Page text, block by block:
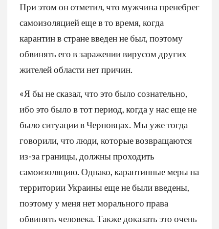
При этом он отметил, что мужчина пренебрег
самоизоляцией еще в то время, когда
карантин в стране введен не был, поэтому
обвинять его в заражении вирусом других
жителей области нет причин.
«Я бы не сказал, что это было сознательно,
ибо это было в тот период, когда у нас еще не
было ситуации в Черновцах. Мы уже тогда
говорили, что люди, которые возвращаются
из-за границы, должны проходить
самоизоляцию. Однако, карантинные меры на
территории Украины еще не были введены,
поэтому у меня нет морального права
обвинять человека. Также доказать это очень